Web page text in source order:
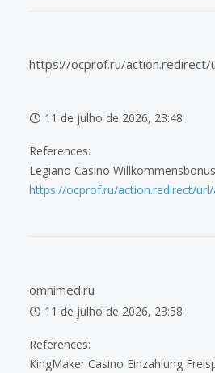
https://ocprof.ru/action.redirect/
11 de julho de 2026, 23:48
References:
Legiano Casino Willkommensbonus
https://ocprof.ru/action.redirect/url/
omnimed.ru
11 de julho de 2026, 23:58
References:
KingMaker Casino Einzahlung